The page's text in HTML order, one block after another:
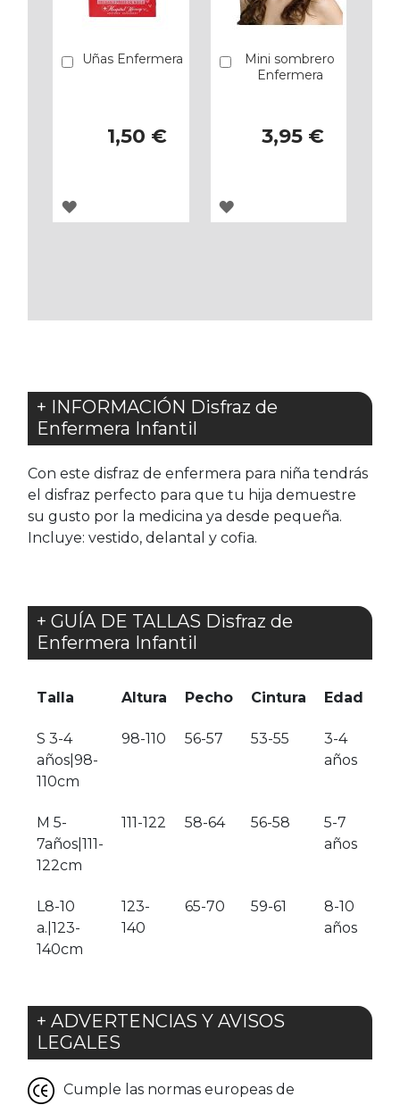
Uñas Enfermera
1,50 €
Añadir
AGREGAR
Mini sombrero
Enfermera
3,95 €
Añadir
AGREGAR
+ INFORMACIÓN Disfraz de
Enfermera Infantil
Con este disfraz de enfermera para niña tendrás
el disfraz perfecto para que tu hija demuestre
su gusto por la medicina ya desde pequeña.
Incluye: vestido, delantal y cofia.
+ GUÍA DE TALLAS Disfraz de
Enfermera Infantil
Talla Altura Pecho Cintura Edad
S 3-4
años|98-
110cm
98-110 56-57 53-55
3-4
años
M 5-
7años|111-
122cm
111-122 58-64 56-58
5-7
años
L8-10
a.|123-
140cm
123-
140
65-70 59-61
8-10
años
+ ADVERTENCIAS Y AVISOS
LEGALES
Cumple las normas europeas de